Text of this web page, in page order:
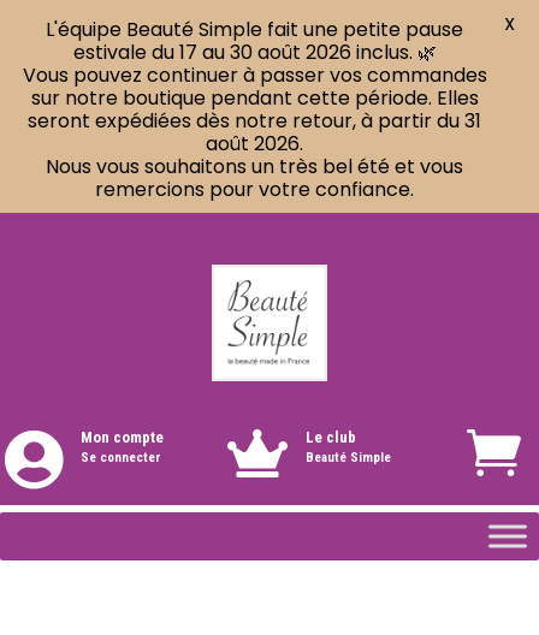
 Mon compte
Se connecter  Le club
Beauté Simple
L'équipe Beauté Simple fait une petite pause
estivale du 17 au 30 août 2026 inclus. 🌿
Vous pouvez continuer à passer vos commandes
sur notre boutique pendant cette période. Elles
seront expédiées dès notre retour, à partir du 31
août 2026.
Nous vous souhaitons un très bel été et vous
remercions pour votre confiance.
X